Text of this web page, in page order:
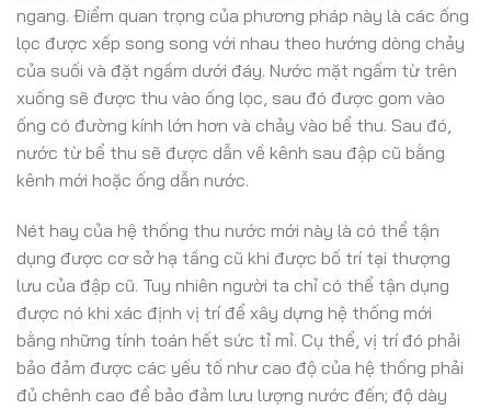
ngang. Điểm quan trọng của phương pháp này là các ống
lọc được xếp song song với nhau theo hướng dòng chảy
của suối và đặt ngầm dưới đáy. Nước mặt ngấm từ trên
xuống sẽ được thu vào ống lọc, sau đó được gom vào
ống có đường kính lớn hơn và chảy vào bể thu. Sau đó,
nước từ bể thu sẽ được dẫn về kênh sau đập cũ bằng
kênh mới hoặc ống dẫn nước.
Nét hay của hệ thống thu nước mới này là có thể tận
dụng được cơ sở hạ tầng cũ khi được bố trí tại thượng
lưu của đập cũ. Tuy nhiên người ta chỉ có thể tận dụng
được nó khi xác định vị trí để xây dựng hệ thống mới
bằng những tính toán hết sức tỉ mỉ. Cụ thể, vị trí đó phải
bảo đảm được các yếu tố như cao độ của hệ thống phải
đủ chênh cao để bảo đảm lưu lượng nước đến; độ dày